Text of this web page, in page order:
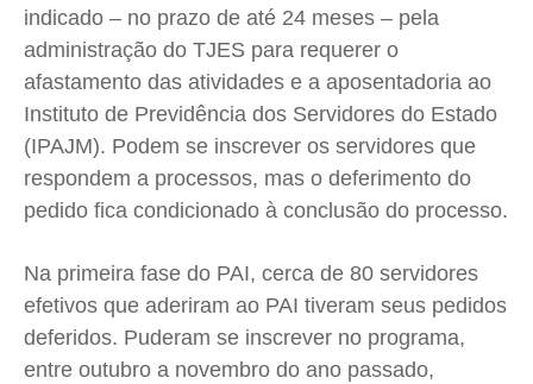
Contato
Anuncie
Termos de Uso
Privacidade
Contato
Anuncie
Termos de Uso
Privacidade
Contato
Anuncie
Termos de Uso
Privacidade
Contato
Anuncie
Termos de Uso
Privacidade
indicado – no prazo de até 24 meses – pela
administração do TJES para requerer o
afastamento das atividades e a aposentadoria ao
Instituto de Previdência dos Servidores do Estado
(IPAJM). Podem se inscrever os servidores que
respondem a processos, mas o deferimento do
pedido fica condicionado à conclusão do processo.
Na primeira fase do PAI, cerca de 80 servidores
efetivos que aderiram ao PAI tiveram seus pedidos
deferidos. Puderam se inscrever no programa,
entre outubro a novembro do ano passado,